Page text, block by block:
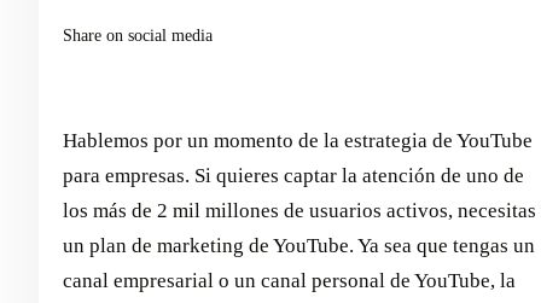
Share on social media
Hablemos por un momento de la estrategia de YouTube
para empresas. Si quieres captar la atención de uno de
los más de 2 mil millones de usuarios activos, necesitas
un plan de marketing de YouTube. Ya sea que tengas un
canal empresarial o un canal personal de YouTube, la